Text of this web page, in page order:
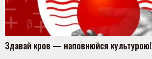
Здавай кров — наповнюйся культурою!